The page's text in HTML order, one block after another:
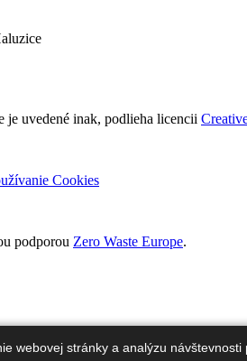
uvedené inak, podlieha licencii
Cookies
podporou Zero Waste Europe.
webovej stránky a analýzu návštevnosti